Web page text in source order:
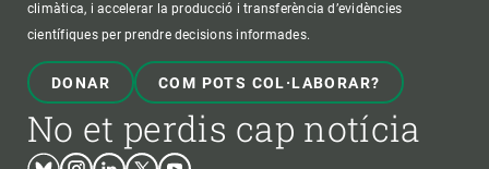
climàtica, i accelerar la producció i transferència d’evidències
científiques per prendre decisions informades.
DONAR COM POTS COL·LABORAR?
No et perdis cap notícia
BlueskyInstagram
LinkedinTwitterYoutube